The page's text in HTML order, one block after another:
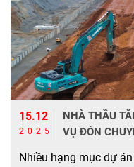
15.12
2025
NHÀ THẦU
VỤ ĐÓN
LONG THÀNH
Nhiều hạng mục dự